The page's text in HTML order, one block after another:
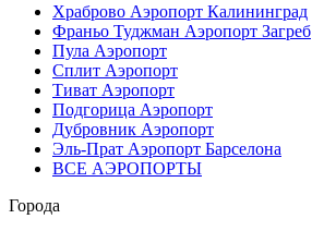
Храброво Аэропорт Калининград
Франьо Туджман Аэропорт Загреб
Пула Аэропорт
Сплит Аэропорт
Тиват Аэропорт
Подгорица Аэропорт
Дубровник Аэропорт
Эль-Прат Аэропорт Барселона
ВСЕ АЭРОПОРТЫ
Города